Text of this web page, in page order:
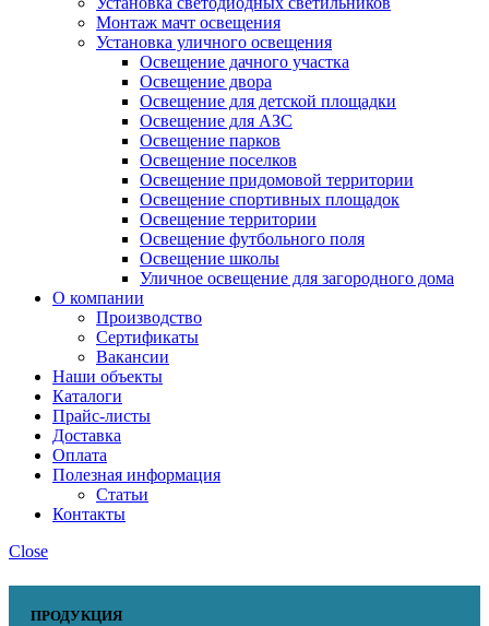
Монтаж мачт освещения
Установка уличного освещения
Освещение дачного участка
Освещение двора
Освещение для детской площадки
Освещение для АЗС
Освещение парков
Освещение поселков
Освещение придомовой территории
Освещение спортивных площадок
Освещение территории
Освещение футбольного поля
Освещение школы
Уличное освещение для загородного дома
О компании
Производство
Сертификаты
Вакансии
Наши объекты
Каталоги
Прайс-листы
Доставка
Оплата
Полезная информация
Статьи
Контакты
Close
ПРОДУКЦИЯ